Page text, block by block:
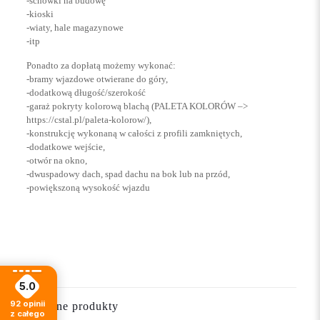
-kioski
-wiaty, hale magazynowe
-itp
Ponadto za dopłatą możemy wykonać:
-bramy wjazdowe otwierane do góry,
-dodatkową długość/szerokość
-garaż pokryty kolorową blachą (PALETA KOLORÓW –>
https://cstal.pl/paleta-kolorow/),
-konstrukcję wykonaną w całości z profili zamkniętych,
-dodatkowe wejście,
-otwór na okno,
-dwuspadowy dach, spad dachu na bok lub na przód,
-powiększoną wysokość wjazdu
Wysokość z przodu
Wysokość z tyłu
Napisz pierwszą opinię o „GARAŻ
BLASZANY 6×5 drewnopodobny”
Podobne produkty
5.0
92 opinii
z całego